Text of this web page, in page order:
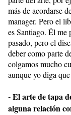
más de acordarse
manager. Pero el
es Santiago. Él me
pasado, pero el
deber como parte
colgamos mucho
aunque yo diga
- El arte de tapa
alguna relación